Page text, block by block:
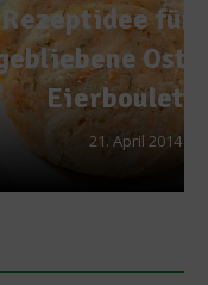
übrig